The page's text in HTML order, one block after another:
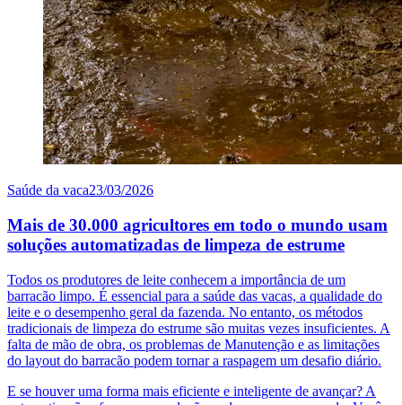
Saúde da vaca23/03/2026
Mais de 30.000 agricultores em todo o mundo usam
soluções automatizadas de limpeza de estrume
Todos os produtores de leite conhecem a importância de um
barracão limpo. É essencial para a saúde das vacas, a qualidade do
leite e o desempenho geral da fazenda. No entanto, os métodos
tradicionais de limpeza do estrume são muitas vezes insuficientes. A
falta de mão de obra, os problemas de Manutenção e as limitações
do layout do barracão podem tornar a raspagem um desafio diário.
E se houver uma forma mais eficiente e inteligente de avançar? A